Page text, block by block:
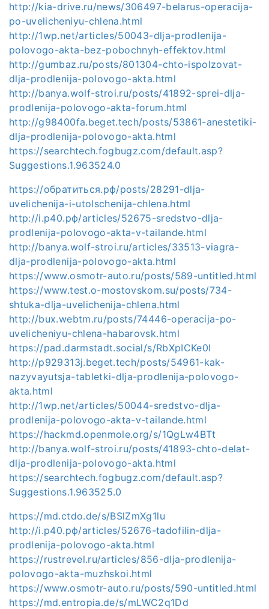
http://kia-drive.ru/news/306497-belarus-operacija-
po-uvelicheniyu-chlena.html
http://1wp.net/articles/50043-dlja-prodlenija-
polovogo-akta-bez-pobochnyh-effektov.html
http://gumbaz.ru/posts/801304-chto-ispolzovat-
dlja-prodlenija-polovogo-akta.html
http://banya.wolf-stroi.ru/posts/41892-sprei-dlja-
prodlenija-polovogo-akta-forum.html
http://g98400fa.beget.tech/posts/53861-anestetiki-
dlja-prodlenija-polovogo-akta.html
https://searchtech.fogbugz.com/default.asp?
Suggestions.1.963524.0
https://обратиться.рф/posts/28291-dlja-
uvelichenija-i-utolschenija-chlena.html
http://i.р40.рф/articles/52675-sredstvo-dlja-
prodlenija-polovogo-akta-v-tailande.html
http://banya.wolf-stroi.ru/articles/33513-viagra-
dlja-prodlenija-polovogo-akta.html
https://www.osmotr-auto.ru/posts/589-untitled.html
https://www.test.o-mostovskom.su/posts/734-
shtuka-dlja-uvelichenija-chlena.html
http://bux.webtm.ru/posts/74446-operacija-po-
uvelicheniyu-chlena-habarovsk.html
https://pad.darmstadt.social/s/RbXpICKe0I
http://p929313j.beget.tech/posts/54961-kak-
nazyvayutsja-tabletki-dlja-prodlenija-polovogo-
akta.html
http://1wp.net/articles/50044-sredstvo-dlja-
prodlenija-polovogo-akta-v-tailande.html
https://hackmd.openmole.org/s/1QgLw4BTt
http://banya.wolf-stroi.ru/posts/41893-chto-delat-
dlja-prodlenija-polovogo-akta.html
https://searchtech.fogbugz.com/default.asp?
Suggestions.1.963525.0
https://md.ctdo.de/s/BSlZmXg1lu
http://i.р40.рф/articles/52676-tadofilin-dlja-
prodlenija-polovogo-akta.html
https://rustrevel.ru/articles/856-dlja-prodlenija-
polovogo-akta-muzhskoi.html
https://www.osmotr-auto.ru/posts/590-untitled.html
https://md.entropia.de/s/mLWC2q1Dd